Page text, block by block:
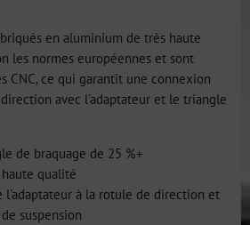
en aluminium de très haute
les normes européennes et sont
CNC, ce qui garantit une connexion
avec l'adaptateur et le triangle
de braquage de 25 %+
qualité
l'adaptateur à la rotule de direction et
suspension